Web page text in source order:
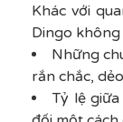
Khác với
Dingo
Những
rắn chắc,
Tỷ lệ